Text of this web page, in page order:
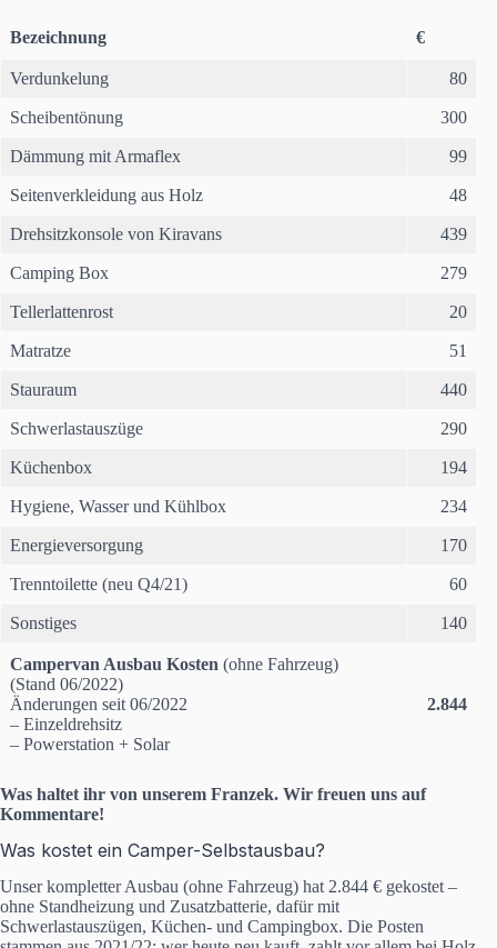
Bezeichnung €
Verdunkelung 80
Scheibentönung 300
Dämmung mit Armaflex 99
Seitenverkleidung aus Holz 48
Drehsitzkonsole von Kiravans 439
Camping Box 279
Tellerlattenrost 20
Matratze 51
Stauraum 440
Schwerlastauszüge 290
Küchenbox 194
Hygiene, Wasser und Kühlbox 234
Energieversorgung 170
Trenntoilette (neu Q4/21) 60
Sonstiges 140
Campervan Ausbau Kosten (ohne Fahrzeug)
(Stand 06/2022)
Änderungen seit 06/2022
– Einzeldrehsitz
– Powerstation + Solar
2.844
Was haltet ihr von unserem Franzek. Wir freuen uns auf
Kommentare!
Was kostet ein Camper-Selbstausbau?
Unser kompletter Ausbau (ohne Fahrzeug) hat 2.844 € gekostet –
ohne Standheizung und Zusatzbatterie, dafür mit
Schwerlastauszügen, Küchen- und Campingbox. Die Posten